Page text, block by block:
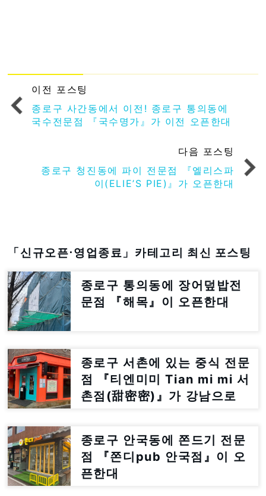
이전 포스팅
종로구 사간동에서 이전! 종로구 통의동에
국수전문점 『국수명가』가 이전 오픈한대
다음 포스팅
종로구 청진동에 파이 전문점 『엘리스파
이(ELIE’S PIE)』가 오픈한대
「신규오픈⋅영업종료」카테고리 최신 포스팅
종로구 통의동에 장어덮밥전
문점 『해목』이 오픈한대
종로구 서촌에 있는 중식 전문
점 『티엔미미 Tian mi mi 서
촌점(甜密密)』가 강남으로
종로구 안국동에 쫀드기 전문
점 『쫀디pub 안국점』이 오
픈한대